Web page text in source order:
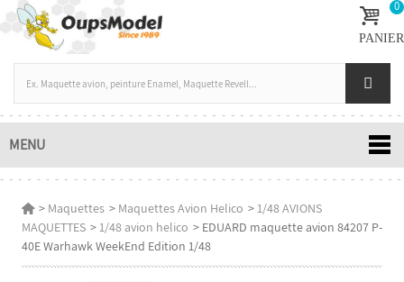
0
PANIER
MENU
> Maquettes > Maquettes Avion Helico >1/48 AVIONS
MAQUETTES >1/48 avion helico > EDUARD maquette avion 84207 P-
40E Warhawk WeekEnd Edition 1/48